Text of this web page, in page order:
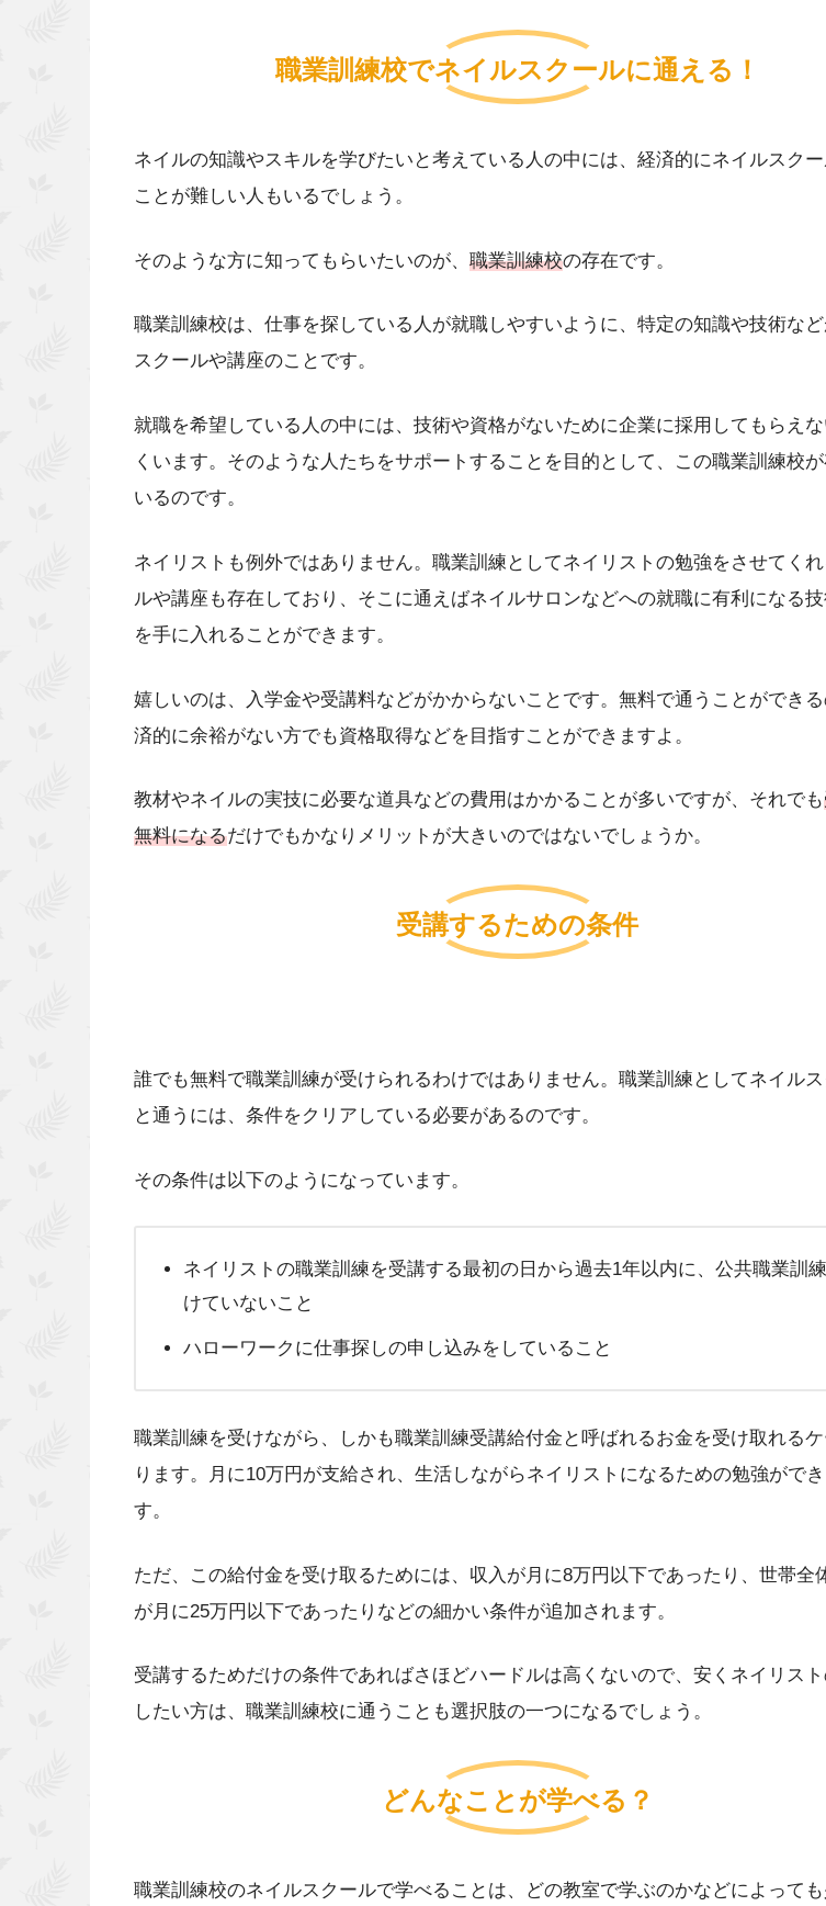
職業訓練校でネイルスクールに通える！
ネイルの知識やスキルを学びたいと考えている人の中には、経済的にネイルスクー
ことが難しい人もいるでしょう。
そのような方に知ってもらいたいのが、 職業訓練校の存在です。
職業訓練校は、仕事を探している人が就職しやすいように、特定の知識や技術な
スクールや講座のことです。
就職を希望している人の中には、技術や資格がないために企業に採用してもらえ
くいます。そのような人たちをサポートすることを目的として、この職業訓練校
いるのです。
ネイリストも例外ではありません。職業訓練としてネイリストの勉強をさせてく
ルや講座も存在しており、そこに通えばネイルサロンなどへの就職に有利になる
を手に入れることができます。
嬉しいのは、入学金や受講料などがかからないことです。無料で通うことができ
済的に余裕がない方でも資格取得などを目指すことができますよ。
教材やネイルの実技に必要な道具などの費用はかかることが多いですが、それでも
無料になるだけでもかなりメリットが大きいのではないでしょうか。
受講するための条件
誰でも無料で職業訓練が受けられるわけではありません。職業訓練としてネイル
と通うには、条件をクリアしている必要があるのです。
その条件は以下のようになっています。
ネイリストの職業訓練を受講する最初の日から過去1年以内に、公共職業訓
けていないこと
ハローワークに仕事探しの申し込みをしていること
職業訓練を受けながら、しかも職業訓練受講給付金と呼ばれるお金を受け取れる
ります。月に10万円が支給され、生活しながらネイリストになるための勉強がで
す。
ただ、この給付金を受け取るためには、収入が月に8万円以下であったり、世帯全
が月に25万円以下であったりなどの細かい条件が追加されます。
受講するためだけの条件であればさほどハードルは高くないので、安くネイリス
したい方は、職業訓練校に通うことも選択肢の一つになるでしょう。
どんなことが学べる？
職業訓練校のネイルスクールで学べることは、どの教室で学ぶのかなどによって